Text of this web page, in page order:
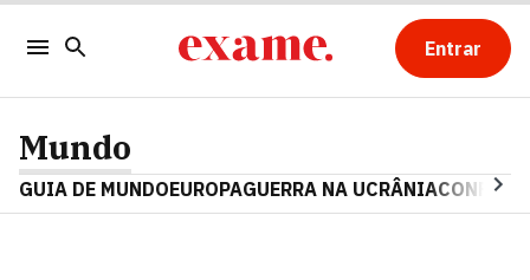
Entrar
Mundo
GUIA DE MUNDOEUROPAGUERRA NA UCRÂNIA